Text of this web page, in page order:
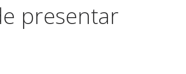
presentar